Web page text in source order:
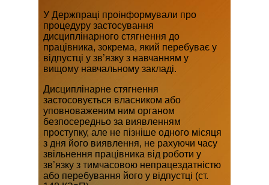
У Держпраці проінформували про
процедуру застосування
дисциплінарного стягнення до
працівника, зокрема, який перебуває у
відпустці у зв’язку з навчанням у
вищому навчальному закладі.
Дисциплінарне стягнення
застосовується власником або
уповноваженим ним органом
безпосередньо за виявленням
проступку, але не пізніше одного місяця
з дня його виявлення, не рахуючи часу
звільнення працівника від роботи у
зв’язку з тимчасовою непрацездатністю
або перебування його у відпустці (ст.